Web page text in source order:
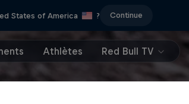
States of America ? Continue
Athlètes Red Bull TV